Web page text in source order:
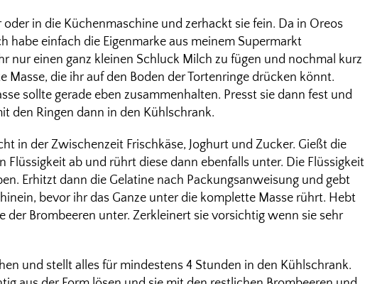
in die Küchenmaschine und zerhackt sie fein. Da in Oreos
habe einfach die Eigenmarke aus meinem Supermarkt
nur einen ganz kleinen Schluck Milch zu fügen und nochmal kurz
Masse, die ihr auf den Boden der Tortenringe drücken könnt.
sollte gerade eben zusammenhalten. Presst sie dann fest und
den Ringen dann in den Kühlschrank.
in der Zwischenzeit Frischkäse, Joghurt und Zucker. Gießt die
Flüssigkeit ab und rührt diese dann ebenfalls unter. Die Flüssigkeit
Erhitzt dann die Gelatine nach Packungsanweisung und gebt
bevor ihr das Ganze unter die komplette Masse rührt. Hebt
der Brombeeren unter. Zerkleinert sie vorsichtig wenn sie sehr
und stellt alles für mindestens 4 Stunden in den Kühlschrank.